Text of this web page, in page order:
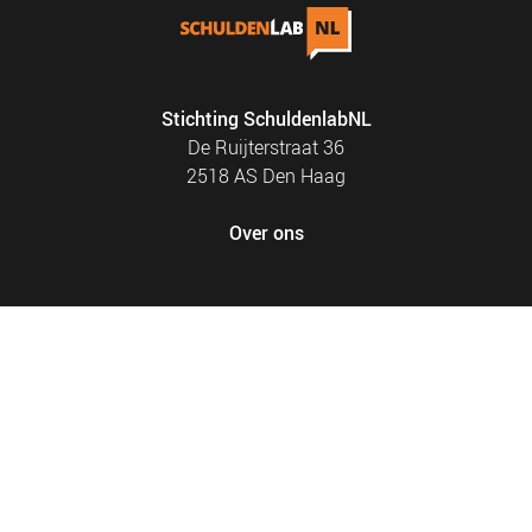
Stichting SchuldenlabNL
De Ruijterstraat 36
2518 AS Den Haag
Over ons